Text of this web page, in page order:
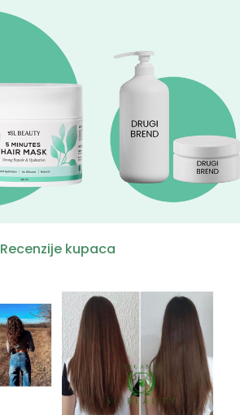
Recenzije kupaca